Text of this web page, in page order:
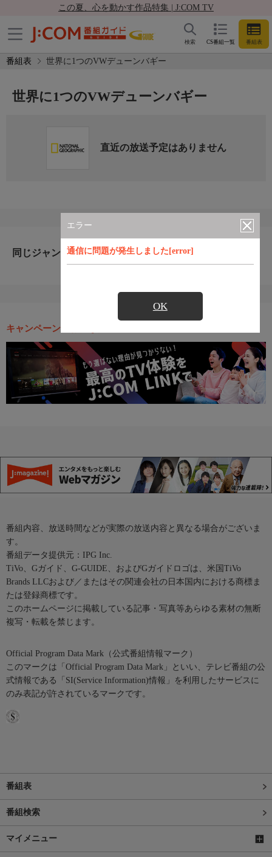
この夏、心を動かす作品特集 | J:COM TV
CS番組一覧 番組表
検索
番組表 世界に1つのVWデューンバギー
エラー
通信に問題が発生しました[error]
OK
世界に1つのVWデューンバギー
直近の放送予定はありません
同じジャンルのおすすめ番組
キャンペーン・お得な情報
番組内容、放送時間などが実際の放送内容と異なる場合がございま
す。
番組データ提供元：IPG Inc.
TiVo、Gガイド、G-GUIDE、およびGガイドロゴは、米国TiVo
Brands LLCおよび／またはその関連会社の日本国内における商標ま
たは登録商標です。
このホームページに掲載している記事・写真等あらゆる素材の無断
複写・転載を禁じます。
Official Program Data Mark（公式番組情報マーク）
このマークは「Official Program Data Mark」といい、テレビ番組の公
式情報である「SI(Service Information)情報」を利用したサービスに
のみ表記が許されているマークです。
番組表
番組検索
マイメニュー